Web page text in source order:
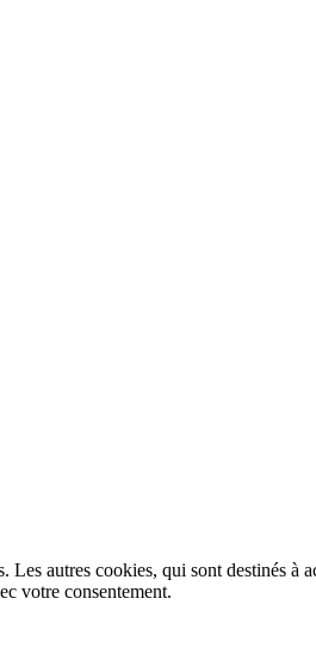
autres cookies, qui sont destinés à
votre consentement.